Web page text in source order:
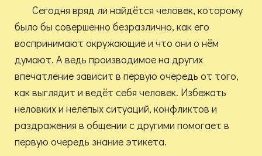
Сегодня вряд ли найдётся человек, которому
было бы совершенно безразлично, как его
воспринимают окружающие и что они о нём
думают. А ведь производимое на других
впечатление зависит в первую очередь от того,
как выглядит и ведёт себя человек. Избежать
неловких и нелепых ситуаций, конфликтов и
раздражения в общении с другими помогает в
первую очередь знание этикета.